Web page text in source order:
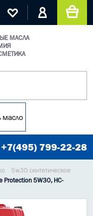
МАСЛА
масло
+7(495) 799-22-28
5w30 синтетическое
Protection 5W30, HC-